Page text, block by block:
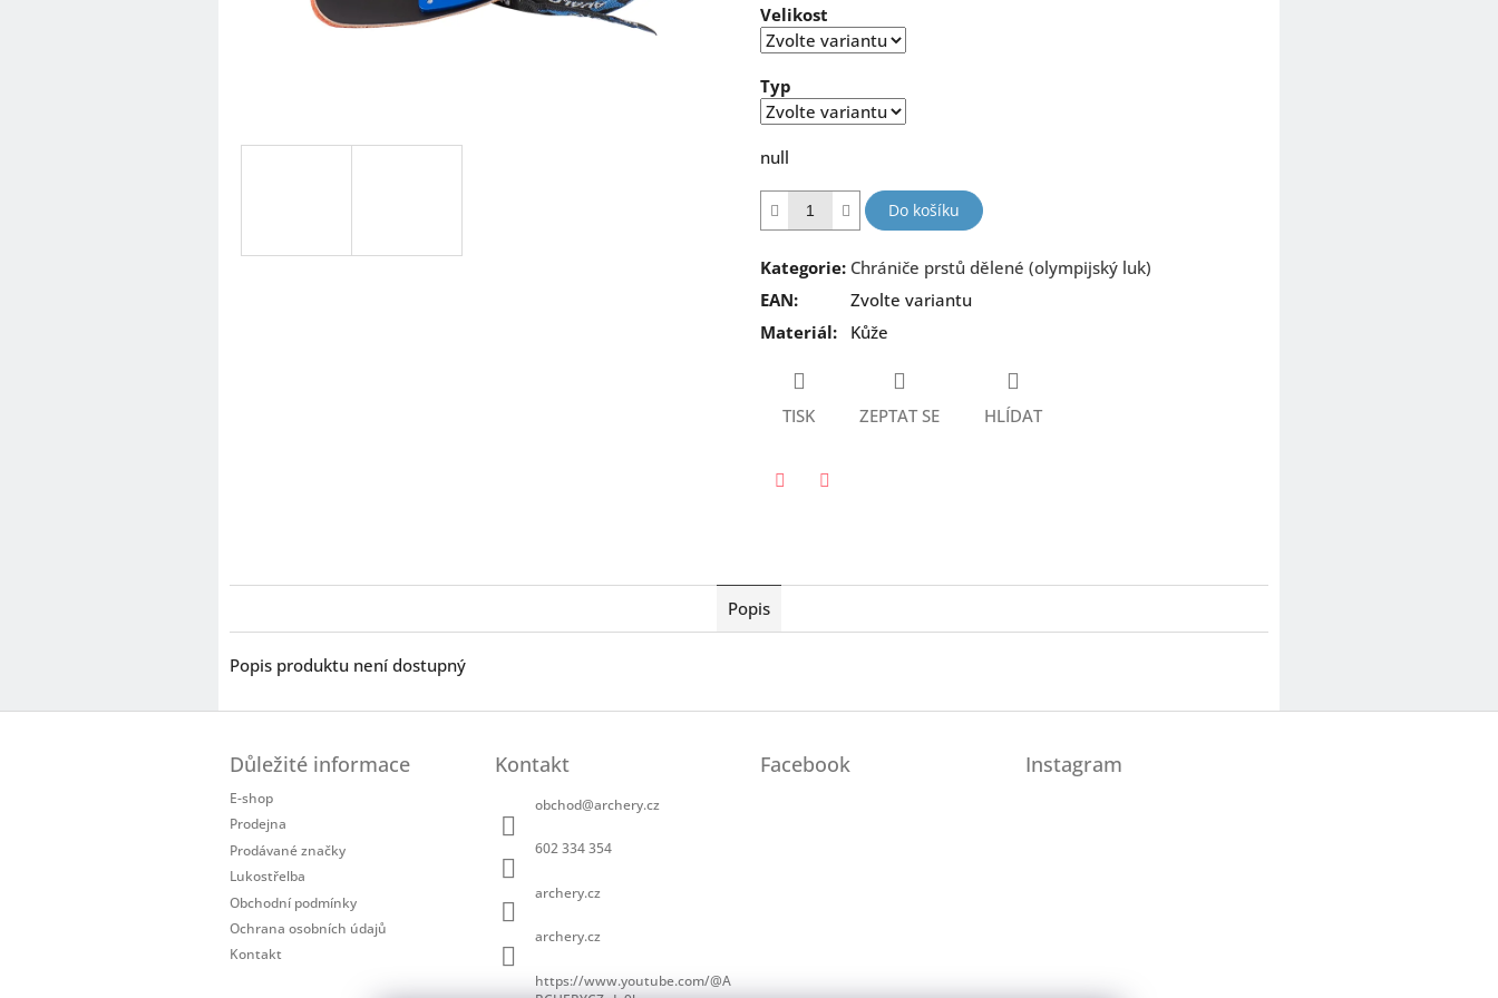
5
hvězdiček.
Velikost
Typ
null
Do košíku
Kategorie: Chrániče prstů dělené (olympijský luk)
EAN:
Zvolte variantu
Materiál: Kůže
TISK ZEPTAT SE HLÍDAT
Popis
Popis produktu není dostupný
Důležité informace
E-shop
Prodejna
Prodávané značky
Lukostřelba
Obchodní podmínky
Ochrana osobních údajů
Kontakt
Kontakt
obchod@archery.cz
602 334 354
archery.cz
archery.cz
https://www.youtube.com/@A
Facebook Instagram